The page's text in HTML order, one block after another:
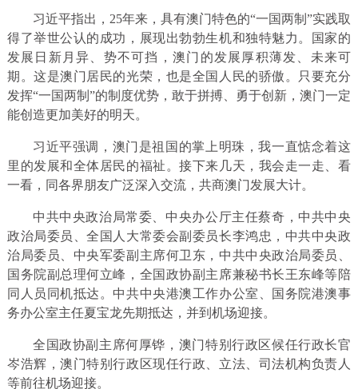
习近平指出，25年来，具有澳门特色的“一国两制”实践取
得了举世公认的成功，展现出勃勃生机和独特魅力。国家的
发展日新月异、势不可挡，澳门的发展厚积薄发、未来可
期。这是澳门居民的光荣，也是全国人民的骄傲。只要充分
发挥“一国两制”的制度优势，敢于拼搏、勇于创新，澳门一定
能创造更加美好的明天。
习近平强调，澳门是祖国的掌上明珠，我一直惦念着这
里的发展和全体居民的福祉。接下来几天，我会走一走、看
一看，同各界朋友广泛深入交流，共商澳门发展大计。
中共中央政治局常委、中央办公厅主任蔡奇，中共中央
政治局委员、全国人大常委会副委员长李鸿忠，中共中央政
治局委员、中央军委副主席何卫东，中共中央政治局委员、
国务院副总理何立峰，全国政协副主席兼秘书长王东峰等陪
同人员同机抵达。中共中央港澳工作办公室、国务院港澳事
务办公室主任夏宝龙先期抵达，并到机场迎接。
全国政协副主席何厚铧，澳门特别行政区候任行政长官
岑浩辉，澳门特别行政区现任行政、立法、司法机构负责人
等前往机场迎接。